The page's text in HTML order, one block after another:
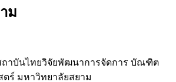
ม
ถาบันไทยวิจัยพัฒนาการจัดการ บัณฑิต
ตร์ มหาวิทยาลัยสยาม